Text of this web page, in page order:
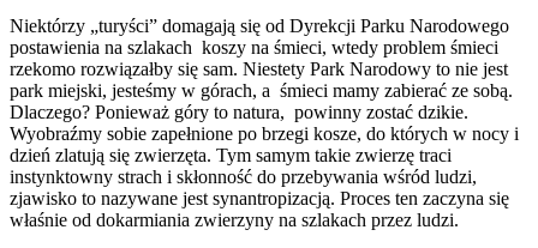
Niektórzy „turyści” domagają się od Dyrekcji Parku Narodowego
postawienia na szlakach koszy na śmieci, wtedy problem śmieci
rzekomo rozwiązałby się sam. Niestety Park Narodowy to nie jest
park miejski, jesteśmy w górach, a śmieci mamy zabierać ze sobą.
Dlaczego? Ponieważ góry to natura, powinny zostać dzikie.
Wyobraźmy sobie zapełnione po brzegi kosze, do których w nocy i
dzień zlatują się zwierzęta. Tym samym takie zwierzę traci
instynktowny strach i skłonność do przebywania wśród ludzi,
zjawisko to nazywane jest synantropizacją. Proces ten zaczyna się
właśnie od dokarmiania zwierzyny na szlakach przez ludzi.